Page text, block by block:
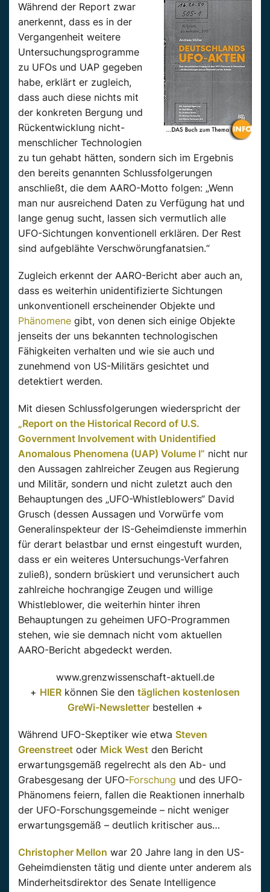
Während der Report zwar
anerkennt, dass es in der
Vergangenheit weitere
Untersuchungsprogramme
zu UFOs und UAP gegeben
habe, erklärt er zugleich,
dass auch diese nichts mit
der konkreten Bergung und
Rückentwicklung nicht-
menschlicher Technologien
zu tun gehabt hätten, sondern sich im Ergebnis
den bereits genannten Schlussfolgerungen
anschließt, die dem AARO-Motto folgen: „Wenn
man nur ausreichend Daten zu Verfügung hat und
lange genug sucht, lassen sich vermutlich alle
UFO-Sichtungen konventionell erklären. Der Rest
sind aufgeblähte Verschwörungfanatsien.“
Zugleich erkennt der AARO-Bericht aber auch an,
dass es weiterhin unidentifizierte Sichtungen
unkonventionell erscheinender Objekte und
Phänomene gibt, von denen sich einige Objekte
jenseits der uns bekannten technologischen
Fähigkeiten verhalten und wie sie auch und
zunehmend von US-Militärs gesichtet und
detektiert werden.
Mit diesen Schlussfolgerungen wiederspricht der
„Report on the Historical Record of U.S.
Government Involvement with Unidentified
Anomalous Phenomena (UAP) Volume I” nicht nur
den Aussagen zahlreicher Zeugen aus Regierung
und Militär, sondern und nicht zuletzt auch den
Behauptungen des „UFO-Whistleblowers“ David
Grusch (dessen Aussagen und Vorwürfe vom
Generalinspekteur der IS-Geheimdienste immerhin
für derart belastbar und ernst eingestuft wurden,
dass er ein weiteres Untersuchungs-Verfahren
zuließ), sondern brüskiert und verunsichert auch
zahlreiche hochrangige Zeugen und willige
Whistleblower, die weiterhin hinter ihren
Behauptungen zu geheimen UFO-Programmen
stehen, wie sie demnach nicht vom aktuellen
AARO-Bericht abgedeckt werden.
www.grenzwissenschaft-aktuell.de
+ HIER können Sie den täglichen kostenlosen
GreWi-Newsletterbestellen +
Während UFO-Skeptiker wie etwa Steven
Greenstreet oder Mick West den Bericht
erwartungsgemäß regelrecht als den Ab- und
Grabesgesang der UFO-Forschung und des UFO-
Phänomens feiern, fallen die Reaktionen innerhalb
der UFO-Forschungsgemeinde – nicht weniger
erwartungsgemäß – deutlich kritischer aus…
Christopher Mellon war 20 Jahre lang in den US-
Geheimdiensten tätig und diente unter anderem als
Minderheitsdirektor des Senate Intelligence